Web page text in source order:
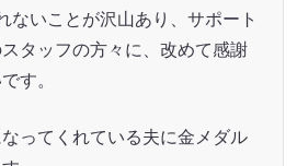
ないことが沢山あり、サポート
タッフの方々に、改めて感謝
す。
ってくれている夫に金メダル